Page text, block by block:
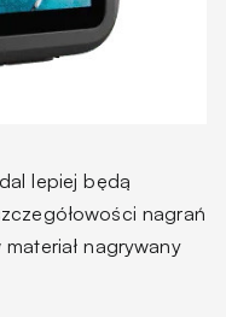
lepiej będą
nagrań
nagrywany